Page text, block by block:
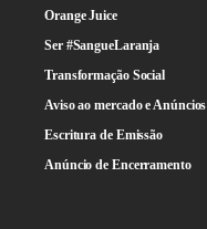
Orange Juice
Ser #SangueLaranja
Transformação Social
Aviso ao mercado e Anúncios
Escritura de Emissão
Anúncio de Encerramento